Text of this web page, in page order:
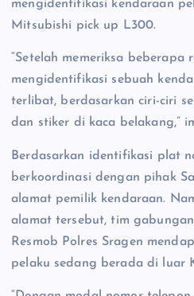
mengidentifikasi kendaraan
Mitsubishi pick up L300.
“Setelah memeriksa beberapa
mengidentifikasi sebuah
terlibat, berdasarkan ciri-ciri
dan stiker di kaca belakang,”
Berdasarkan identifikasi plat
berkoordinasi dengan pihak
alamat pemilik kendaraan.
alamat tersebut, tim
Resmob Polres Sragen
pelaku sedang berada di luar